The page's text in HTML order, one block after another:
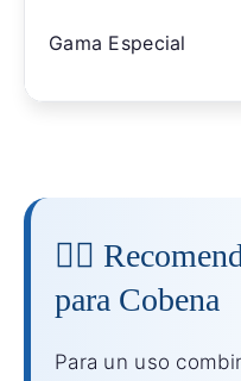
Gama Especial
👨‍⚕️
para Cobena
Para un uso